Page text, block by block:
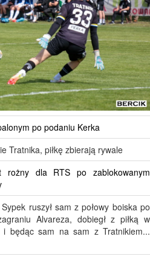
po podaniu Kerka
Tratnika, piłkę zbierają rywale
rożny dla RTS po zablokowanym
Sypek ruszył sam z połowy boiska po
Alvareza, dobiegł z piłką w
i będąc sam na sam z Tratnikiem...